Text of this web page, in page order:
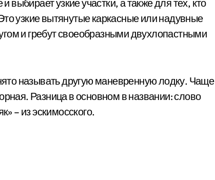
выбирает узкие участки, а также для тех, кто
узкие вытянутые каркасные или надувные
и гребут своеобразными двухлопастными
называть другую маневренную лодку. Чаще
Разница в основном в названии: слово
– из эскимосского.